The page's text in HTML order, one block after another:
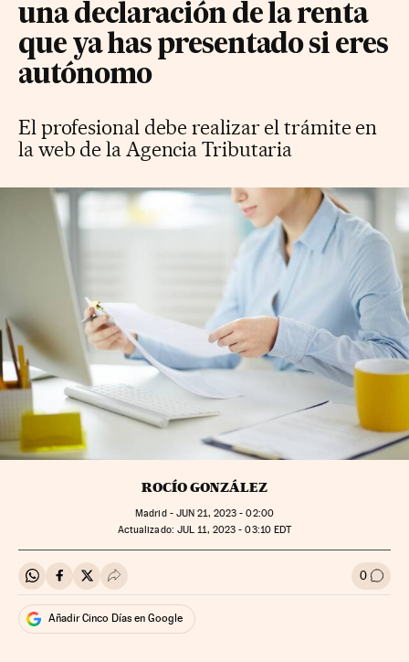
una declaración de la renta
que ya has presentado si eres
autónomo
El profesional debe realizar el trámite en
la web de la Agencia Tributaria
ROCÍO GONZÁLEZ
Madrid - JUN 21, 2023 - 02:00
actualizado: JUL 11, 2023 - 03:10EDT
Compartir en Whatsapp
Compartir en Facebook
Compartir en Twitter
Desplegar Redes Sociales 0 Ir a
Añadir Cinco Días en Google